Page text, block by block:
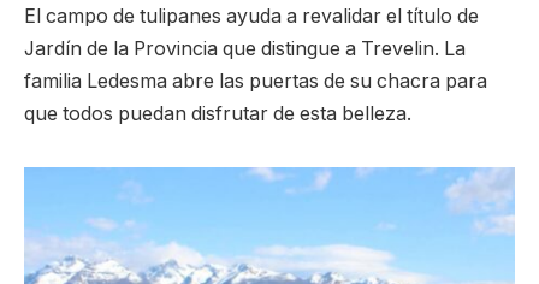
El campo de tulipanes ayuda a revalidar el título de
Jardín de la Provincia que distingue a Trevelin. La
familia Ledesma abre las puertas de su chacra para
que todos puedan disfrutar de esta belleza.